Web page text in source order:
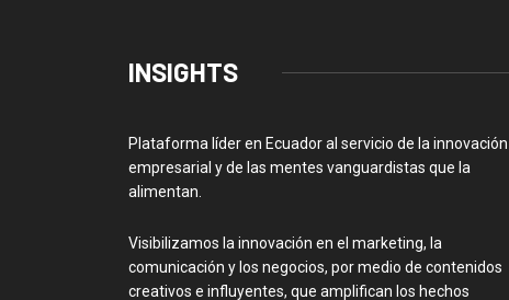
INSIGHTS
Plataforma líder en Ecuador al servicio de la innovación
empresarial y de las mentes vanguardistas que la
alimentan.
Visibilizamos la innovación en el marketing, la
comunicación y los negocios, por medio de contenidos
creativos e influyentes, que amplifican los hechos